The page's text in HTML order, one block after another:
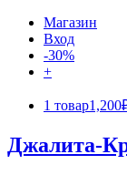
Магазин
Вход
-30%
+
1 товар
Джалита-